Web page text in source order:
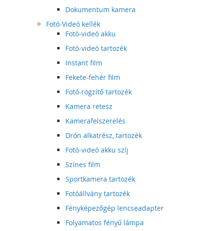
Dokumentum kamera
Fotó-Videó kellék
Fotó-videó akku
Fotó-videó tartozék
Instant film
Fekete-fehér film
Fotó-rögzítő tartozék
Kamera retesz
Kamerafelszerelés
Drón alkatrész, tartozék
Fotó-videó akku szíj
Színes film
Sportkamera tartozék
Fotóállvány tartozék
Fényképezőgép lencseadapter
Folyamatos fényű lámpa